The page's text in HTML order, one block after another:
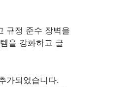
규정 준수 장벽을
을 강화하고 글
가되었습니다.